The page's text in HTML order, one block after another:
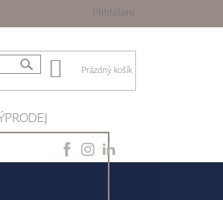
Přihlášení
Prázdný košík